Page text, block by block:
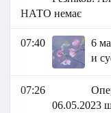
НАТО немає
07:40
6
и
07:26
06.05.2023